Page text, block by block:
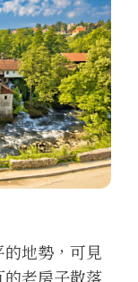
地勢，可見
老房子散落